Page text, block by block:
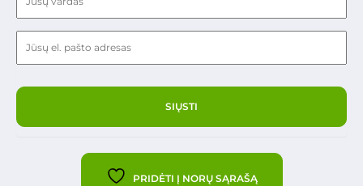
PRIDĖTI Į NORŲ SĄRAŠĄ